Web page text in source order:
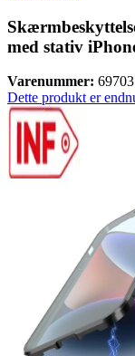
med stativ
Varenummer:
Dette produkt er